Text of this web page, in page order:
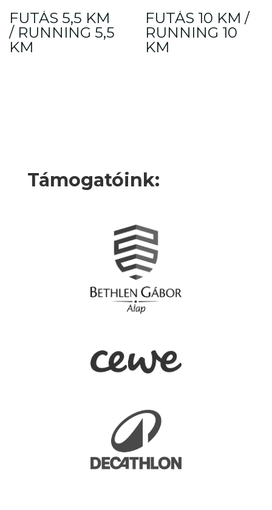
10
km
quantity
Ft
FUTÁS 5,5 KM
/ RUNNING 5,5
KM
4000Ft
FUTÁS 10 KM /
RUNNING 10
KM
Támogatóink: